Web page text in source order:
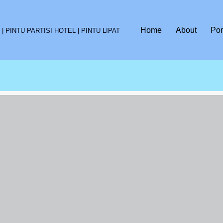
PINTU PARTISI HOTEL | PINTU LIPAT Home About